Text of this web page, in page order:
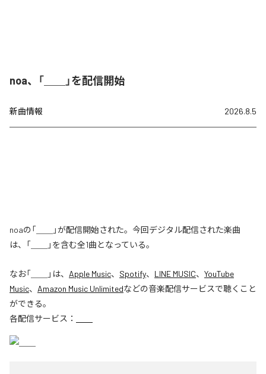
noa、「＿＿」を配信開始
新曲情報 2026.8.5
noaの「＿＿」が配信開始された。今回デジタル配信された楽曲
は、「＿＿」を含む全1曲となっている。
なお「 」は、 Apple Music、 Spotify、 LINE MUSIC、 YouTube
Music、 Amazon Music Unlimitedなどの音楽配信サービスで聴くこと
ができる。
各配信サービス：